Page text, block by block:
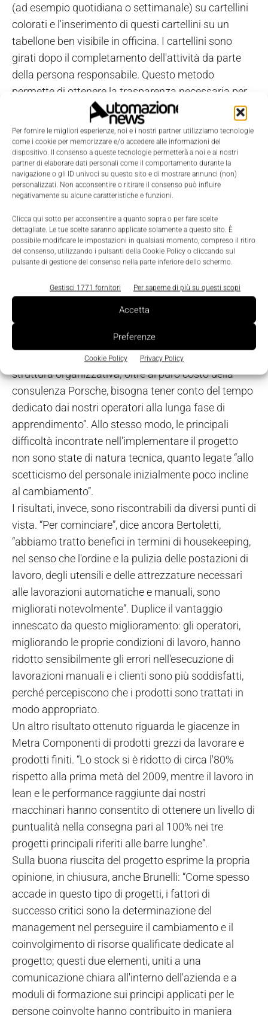
Per fornire le migliori esperienze, noi e i nostri partner utilizziamo tecnologie
come i cookie per memorizzare e/o accedere alle informazioni del
dispositivo. Il consenso a queste tecnologie permetterà a noi e ai nostri
partner di elaborare dati personali come il comportamento durante la
navigazione o gli ID univoci su questo sito e di mostrare annunci (non)
personalizzati. Non acconsentire o ritirare il consenso può influire
negativamente su alcune caratteristiche e funzioni.
Clicca qui sotto per acconsentire a quanto sopra o per fare scelte
dettagliate. Le tue scelte saranno applicate solamente a questo sito. È
possibile modificare le impostazioni in qualsiasi momento, compreso il ritiro
del consenso, utilizzando i pulsanti della Cookie Policy o cliccando sul
pulsante di gestione del consenso nella parte inferiore dello schermo.
Gestisci 1771 fornitori Per saperne di più su questi scopi
Accetta
Preferenze
Cookie Policy Privacy Policy
(ad esempio quotidiana o settimanale) su cartellini
colorati e l'inserimento di questi cartellini su un
tabellone ben visibile in officina. I cartellini sono
girati dopo il completamento dell'attività da parte
della persona responsabile. Questo metodo
permette di ottenere la trasparenza necessaria per
gestire le attività produttive. Si è sviluppato inoltre
un programma di qualificazione degli operatori e un
dettagliato piano d'industrializzazione per garantire
il rispetto della salita produttiva prevista per la
commessa.
Essenza del progetto Porsche Consulting-Metra è
stata, a detta degli interessati, la capacità di
dispendiosa modernizzazione delle strutture. Come
sostiene Bertoletti, quando gli chiediamo quali sono
stati i costi di una simile iniziativa: “Quantificare
esattamente il costo di tale operazione è difficile,
perché non è facile valutare l'implementazione della
struttura organizzativa; oltre al puro costo della
consulenza Porsche, bisogna tener conto del tempo
dedicato dai nostri operatori alla lunga fase di
apprendimento”. Allo stesso modo, le principali
difficoltà incontrate nell'implementare il progetto
non sono state di natura tecnica, quanto legate “allo
scetticismo del personale inizialmente poco incline
al cambiamento”.
I risultati, invece, sono riscontrabili da diversi punti di
vista. “Per cominciare”, dice ancora Bertoletti,
“abbiamo tratto benefici in termini di housekeeping,
nel senso che l'ordine e la pulizia delle postazioni di
lavoro, degli utensili e delle attrezzature necessari
alle lavorazioni automatiche e manuali, sono
migliorati notevolmente”. Duplice il vantaggio
innescato da questo miglioramento: gli operatori,
migliorando le proprie condizioni di lavoro, hanno
ridotto sensibilmente gli errori nell'esecuzione di
lavorazioni manuali e i clienti sono più soddisfatti,
perché percepiscono che i prodotti sono trattati in
modo appropriato.
Un altro risultato ottenuto riguarda le giacenze in
Metra Componenti di prodotti grezzi da lavorare e
prodotti finiti. “Lo stock si è ridotto di circa l'80%
rispetto alla prima metà del 2009, mentre il lavoro in
lean e le performance raggiunte dai nostri
macchinari hanno consentito di ottenere un livello di
puntualità nella consegna pari al 100% nei tre
progetti principali riferiti alle barre lunghe”.
Sulla buona riuscita del progetto esprime la propria
opinione, in chiusura, anche Brunelli: “Come spesso
accade in questo tipo di progetti, i fattori di
successo critici sono la determinazione del
management nel perseguire il cambiamento e il
coinvolgimento di risorse qualificate dedicate al
progetto; questi due elementi, uniti a una
comunicazione chiara all'interno dell'azienda e a
moduli di formazione sui principi applicati per le
persone coinvolte hanno contribuito in maniera